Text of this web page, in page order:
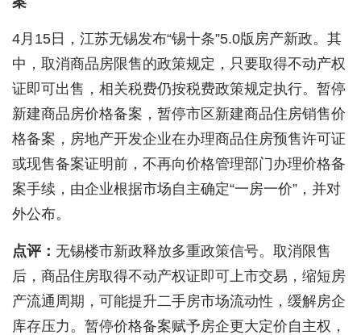
4月15日，江苏无锡发布“锡十条”5.0版房产新政。其
中，取消商品房限售的政策规定，只要取得不动产权
证即可出售，相关税费仍按税费政策规定执行。暂停
新建商品房价格备案，暂停市区新建商品住房销售价
格备案，房地产开发企业在办理商品住房预售许可证
或现售备案证明前，不再向价格管理部门办理价格备
案手续，由企业根据市场自主确定“一房一价”，并对
外公布。
点评： 无锡楼市新政释放多重政策信号。取消限售
后，商品住房取得不动产权证即可上市交易，缩短房
产流通周期，可能提升二手房市场流动性，缓解房企
库存压力。暂停价格备案赋予房企更大定价自主权，